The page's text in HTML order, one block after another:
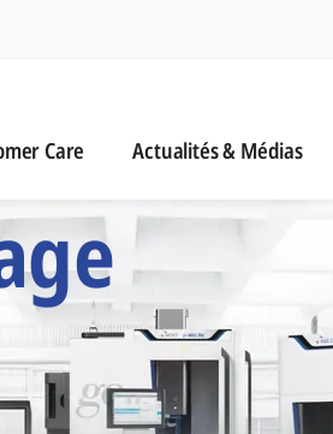
Care Actualités & Médias